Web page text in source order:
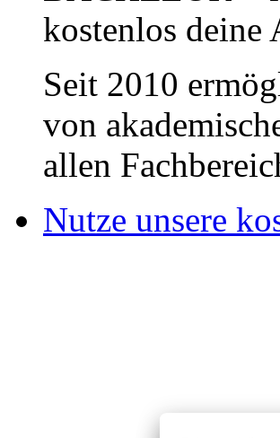
kostenlos deine
Seit 2010
von
allen
Nutze unsere